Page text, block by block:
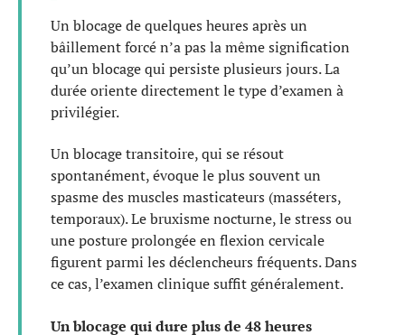
Un blocage de quelques heures après un
bâillement forcé n’a pas la même signification
qu’un blocage qui persiste plusieurs jours. La
durée oriente directement le type d’examen à
privilégier.
Un blocage transitoire, qui se résout
spontanément, évoque le plus souvent un
spasme des muscles masticateurs (masséters,
temporaux). Le bruxisme nocturne, le stress ou
une posture prolongée en flexion cervicale
figurent parmi les déclencheurs fréquents. Dans
ce cas, l’examen clinique suffit généralement.
Un blocage qui dure plus de 48 heures